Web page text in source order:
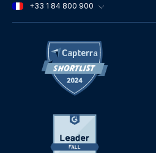
+33 1 84 800 900